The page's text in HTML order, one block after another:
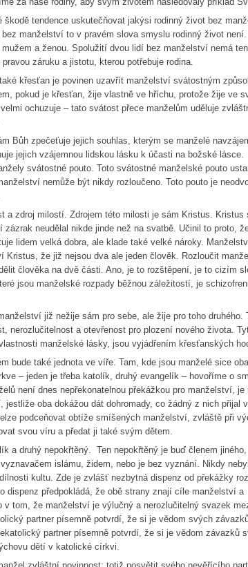
tendence uskutečňovat jakýsi rodinný život bez
bez manželství to v pravém slova smyslu rodinný život
a ženou. Spolužití dvou lidí bez manželství nemá
záruku a jistotu, kterou potřebuje rodina.
křesťan je povinen uzavřít manželství svátostným
pokud je křesťan, žije vlastně ve hříchu, protože žije ve
ochuzuje – tato svátost přece manželům uděluje
Bůh zpečeťuje jejich souhlas, kterým se manželé
jejich vzájemnou lidskou lásku k účasti na božské lásce.
svátostné pouto. Toto svátostné manželské pouto
nemůže být nikdy rozloučeno. Toto pouto je
a zdroj milostí. Zdrojem této milosti je sám Kristus. Kristus
neudělal nikde jinde než na svatbě. Učinil to proto,
lidem velká dobra, ale klade také velké nároky.
Kristus, že již nejsou dva ale jeden člověk. Rozloučit
člověka na dvě části. Ano, je to rozštěpení, je to cizím
jsou manželské rozpady běžnou záležitostí, je
již nežije sám pro sebe, ale žije pro toho druhého.
nerozlučitelnost a otevřenost pro plození nového života.
manželské lásky, jsou vyjádřením křesťanských
bude také jednota ve víře. Tam, kde jsou manželé sice oba
– jeden je třeba katolík, druhý evangelík – hovoříme o
není dnes nepřekonatelnou překážkou pro manželství, je
oba dokážou dát dohromady, co žádný z nich přijal
podceňovat obtíže smíšených manželství, zvláště při
svou víru a předat ji také svým dětem.
a druhý nepokřtěný. Ten nepokřtěný je buď členem jiného,
islámu, židem, nebo je bez vyznání. Nikdy nebyl
kultu. Zde je zvlášť nezbytná dispenz od překážky
dispenz předpokládá, že obě strany znají cíle manželství a
v tom, že manželství je výlučný a nerozlučitelný svazek
partner písemně potvrdí, že si je vědom svých
partner písemně potvrdí, že si je vědom závazků
dětí v katolické církvi.